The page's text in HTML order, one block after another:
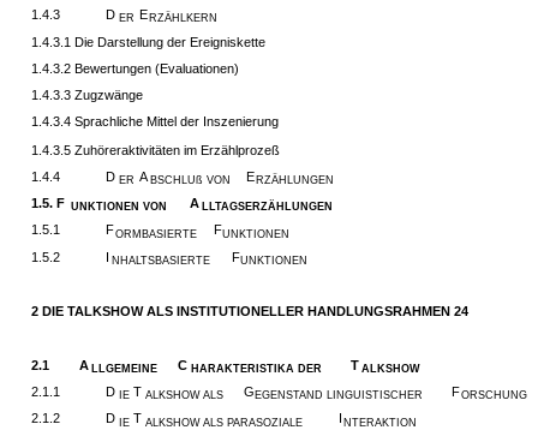
1.4.3 D ER E RZÄHLKERN
1.4.3.1 Die Darstellung der Ereigniskette
1.4.3.2 Bewertungen (Evaluationen)
1.4.3.3 Zugzwänge
1.4.3.4 Sprachliche Mittel der Inszenierung
1.4.3.5 Zuhöreraktivitäten im Erzählprozeß
1.4.4
D ER A BSCHLUß VON E RZÄHLUNGEN
1.5. F UNKTIONEN VON A LLTAGSERZÄHLUNGEN
1.5.1 FORMBASIERTE FUNKTIONEN
1.5.2 NHALTSBASIERTE FUNKTIONEN
2 DIE TALKSHOW ALS INSTITUTIONELLER HANDLUNGSRAHMEN 24
2.1 A LLGEMEINE C HARAKTERISTIKA DER T ALKSHOW
2.1.1 D IE T ALKSHOW ALS GEGENSTAND LINGUISTISCHER FORSCHUNG
2.1.2 D IE T ALKSHOW ALS PARASOZIALE NTERAKTION